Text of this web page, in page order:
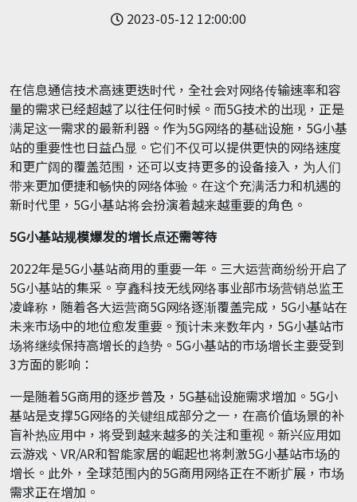
2023-05-12 12:00:00
在信息通信技术高速更迭时代，全社会对网络传输速率和容
量的需求已经超越了以往任何时候。而5G技术的出现，正是
满足这一需求的最新利器。作为5G网络的基础设施，5G小基
站的重要性也日益凸显。它们不仅可以提供更快的网络速度
和更广阔的覆盖范围，还可以支持更多的设备接入，为人们
带来更加便捷和畅快的网络体验。在这个充满活力和机遇的
新时代里，5G小基站将会扮演着越来越重要的角色。
5G小基站规模爆发的增长点还需等待
2022年是5G小基站商用的重要一年。三大运营商纷纷开启了
5G小基站的集采。亨鑫科技无线网络事业部市场营销总监王
凌峰称，随着各大运营商5G网络逐渐覆盖完成，5G小基站在
未来市场中的地位愈发重要。预计未来数年内，5G小基站市
场将继续保持高增长的趋势。5G小基站的市场增长主要受到
3方面的影响：
一是随着5G商用的逐步普及，5G基础设施需求增加。5G小
基站是支撑5G网络的关键组成部分之一，在高价值场景的补
盲补热应用中，将受到越来越多的关注和重视。新兴应用如
云游戏、VR/AR和智能家居的崛起也将刺激5G小基站市场的
增长。此外，全球范围内的5G商用网络正在不断扩展，市场
需求正在增加。